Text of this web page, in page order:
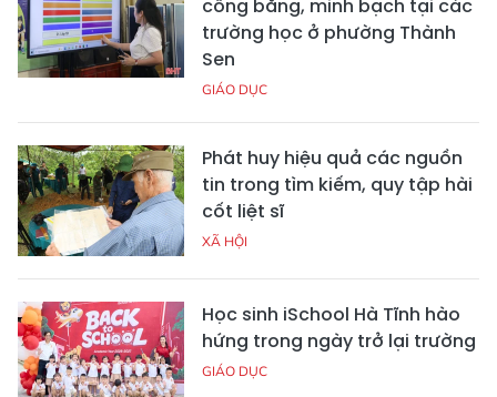
công bằng, minh bạch tại các
trường học ở phường Thành
Sen
GIÁO DỤC
Phát huy hiệu quả các nguồn
tin trong tìm kiếm, quy tập hài
cốt liệt sĩ
XÃ HỘI
Học sinh iSchool Hà Tĩnh hào
hứng trong ngày trở lại trường
GIÁO DỤC